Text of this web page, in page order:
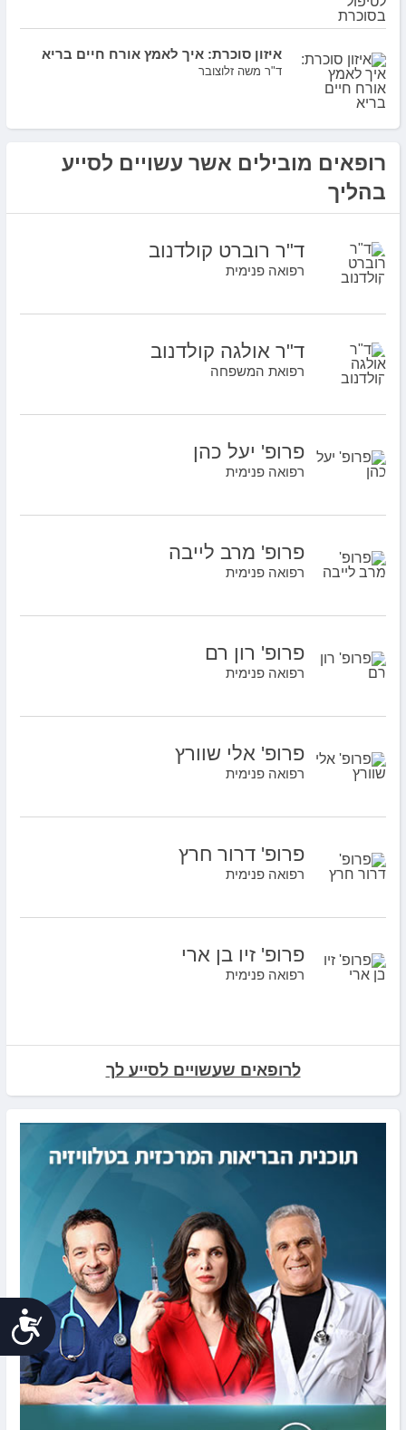
איזון סוכרת: איך לאמץ אורח חיים בריא
ד"ר משה זלוצובר
רופאים מובילים אשר עשויים לסייע
בהליך
ד"ר רוברט קולדנוב
רפואה פנימית
ד"ר אולגה קולדנוב
רפואת המשפחה
פרופ' יעל כהן
רפואה פנימית
פרופ' מרב לייבה
רפואה פנימית
פרופ' רון רם
רפואה פנימית
פרופ' אלי שוורץ
רפואה פנימית
פרופ' דרור חרץ
רפואה פנימית
פרופ' זיו בן ארי
רפואה פנימית
לרופאים שעשויים לסייע לך